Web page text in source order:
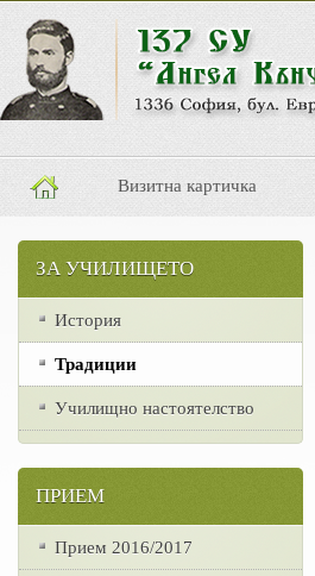
Визитна картичка
ЗА УЧИЛИЩЕТО
История
Традиции
Училищно настоятелство
ПРИЕМ
Прием 2016/2017